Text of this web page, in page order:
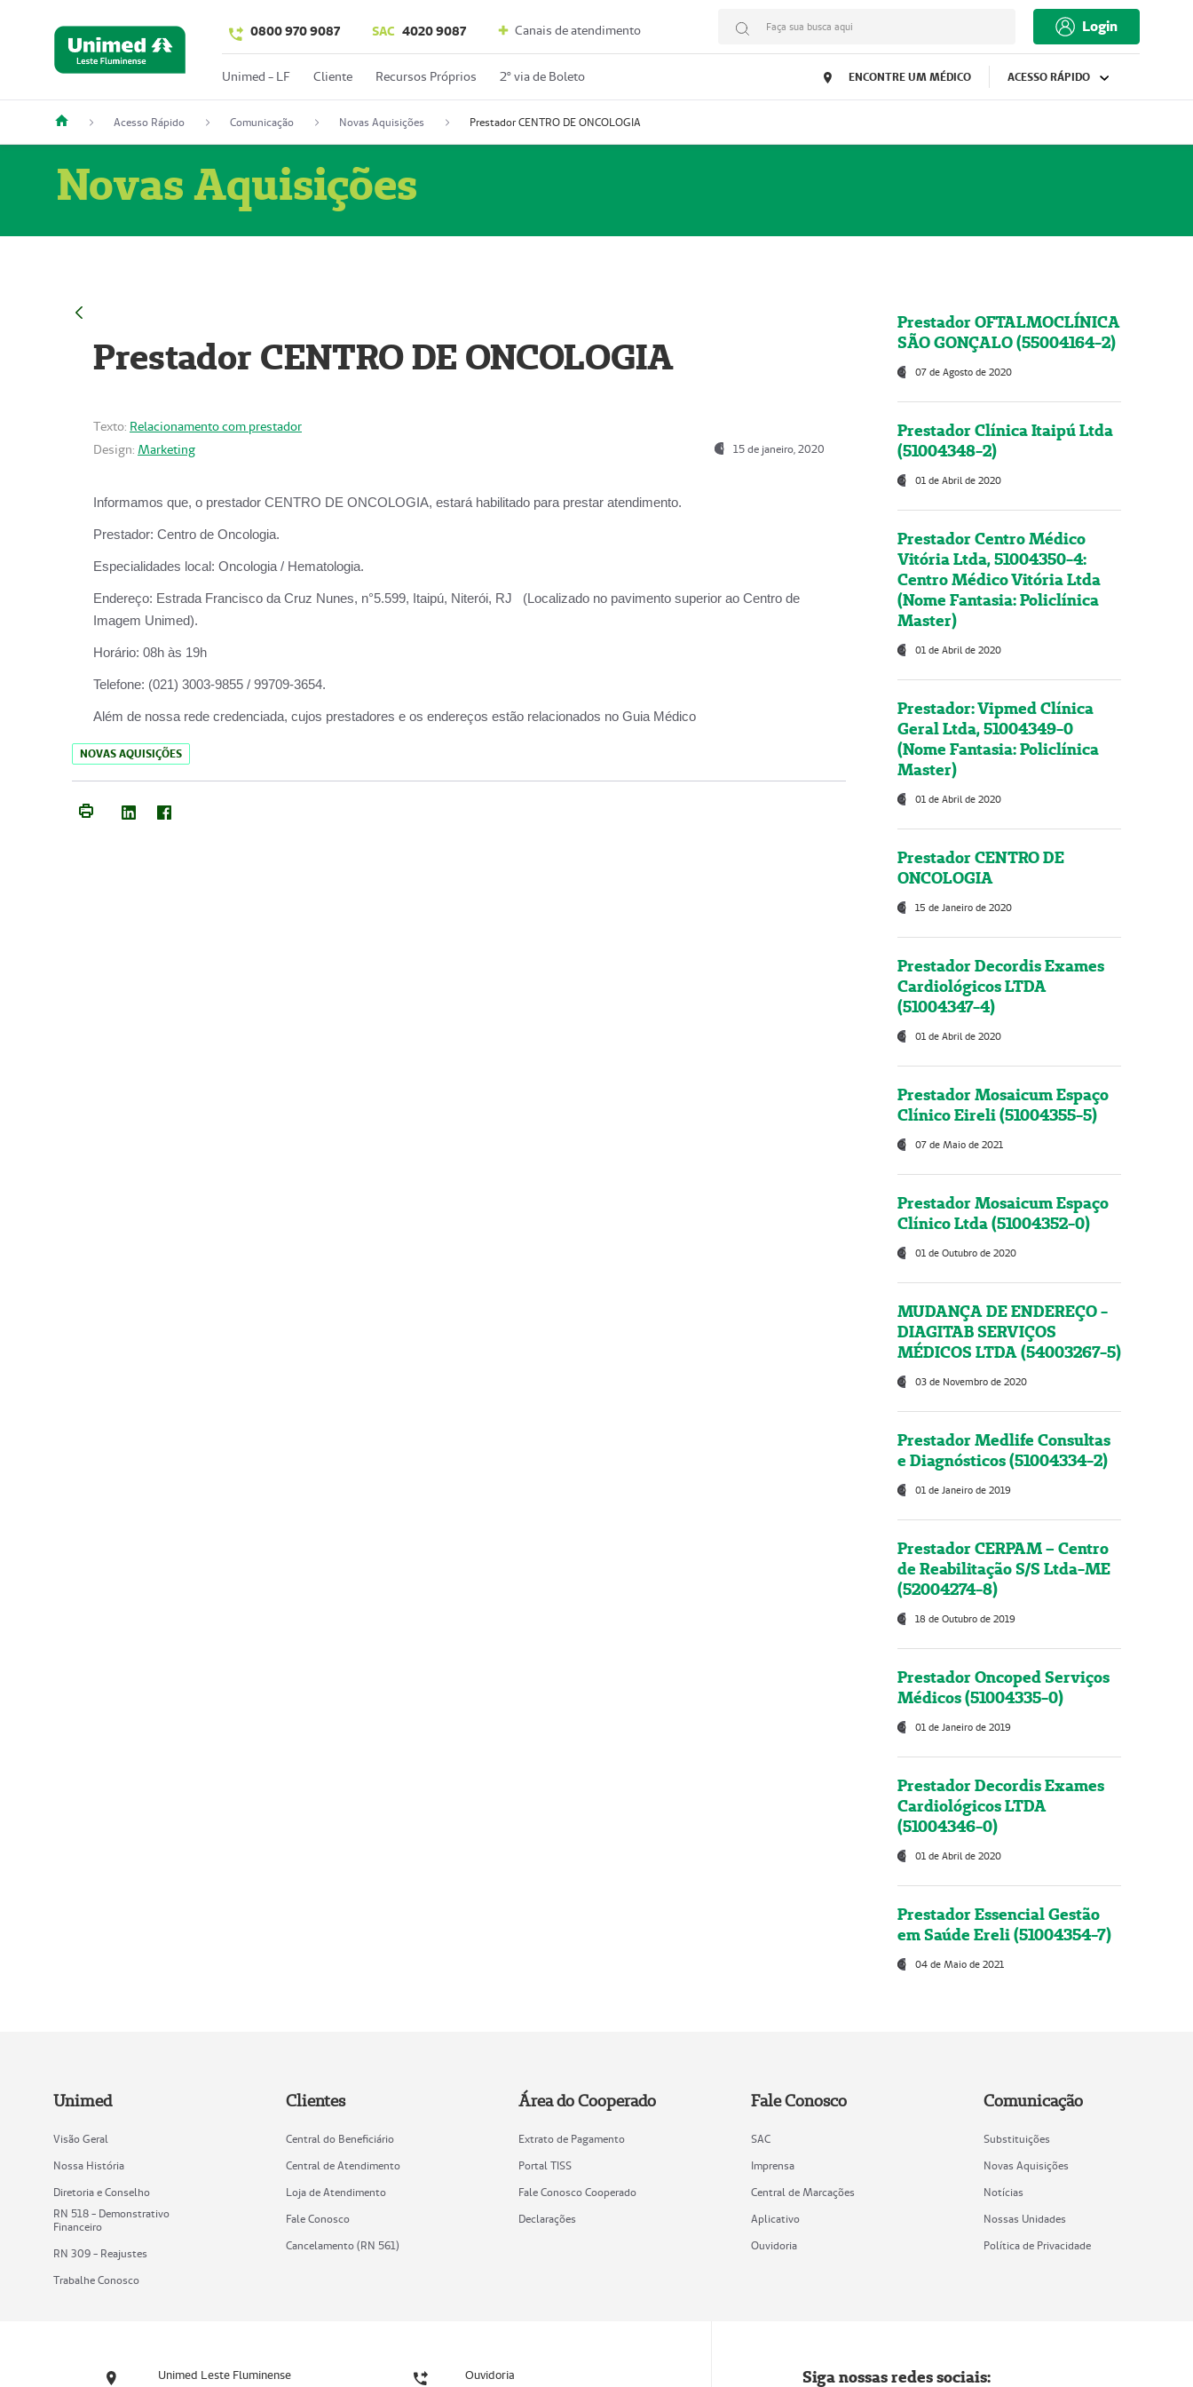
0800 970 9087 SAC 4020 9087 Canais de atendimento Faça sua busca aqui Login
Unimed - LF Cliente Recursos Próprios 2º via de Boleto ENCONTRE UM MÉDICO ACESSO RÁPIDO
Acesso Rápido Comunicação Novas Aquisições Prestador CENTRO DE ONCOLOGIA
Novas Aquisições
Prestador CENTRO DE ONCOLOGIA
Texto: Relacionamento com prestador
Design: Marketing 15 de janeiro, 2020
Informamos que, o prestador CENTRO DE ONCOLOGIA, estará habilitado para prestar atendimento.
Prestador: Centro de Oncologia.
Especialidades local: Oncologia / Hematologia.
Endereço: Estrada Francisco da Cruz Nunes, n°5.599, Itaipú, Niterói, RJ (Localizado no pavimento superior ao Centro de
Imagem Unimed).
Horário: 08h às 19h
Telefone: (021) 3003-9855 / 99709-3654.
Além de nossa rede credenciada, cujos prestadores e os endereços estão relacionados no Guia Médico
NOVAS AQUISIÇÕES
Prestador OFTALMOCLÍNICA
SÃO GONÇALO (55004164-2)
07 de Agosto de 2020
Prestador Clínica Itaipú Ltda
(51004348-2)
01 de Abril de 2020
Prestador Centro Médico
Vitória Ltda, 51004350-4:
Centro Médico Vitória Ltda
(Nome Fantasia: Policlínica
Master)
01 de Abril de 2020
Prestador: Vipmed Clínica
Geral Ltda, 51004349-0
(Nome Fantasia: Policlínica
Master)
01 de Abril de 2020
Prestador CENTRO DE
ONCOLOGIA
15 de Janeiro de 2020
Prestador Decordis Exames
Cardiológicos LTDA
(51004347-4)
01 de Abril de 2020
Prestador Mosaicum Espaço
Clínico Eireli (51004355-5)
07 de Maio de 2021
Prestador Mosaicum Espaço
Clínico Ltda (51004352-0)
01 de Outubro de 2020
MUDANÇA DE ENDEREÇO -
DIAGITAB SERVIÇOS
MÉDICOS LTDA (54003267-5)
03 de Novembro de 2020
Prestador Medlife Consultas
e Diagnósticos (51004334-2)
01 de Janeiro de 2019
Prestador CERPAM – Centro
de Reabilitação S/S Ltda-ME
(52004274-8)
18 de Outubro de 2019
Prestador Oncoped Serviços
Médicos (51004335-0)
01 de Janeiro de 2019
Prestador Decordis Exames
Cardiológicos LTDA
(51004346-0)
01 de Abril de 2020
Prestador Essencial Gestão
em Saúde Ereli (51004354-7)
04 de Maio de 2021
Unimed
Visão Geral
Nossa História
Diretoria e Conselho
RN 518 - Demonstrativo
Financeiro
RN 309 - Reajustes
Trabalhe Conosco
Clientes
Central do Beneficiário
Central de Atendimento
Loja de Atendimento
Fale Conosco
Cancelamento (RN 561)
Área do Cooperado
Extrato de Pagamento
Portal TISS
Fale Conosco Cooperado
Declarações
Fale Conosco
SAC
Imprensa
Central de Marcações
Aplicativo
Ouvidoria
Comunicação
Substituições
Novas Aquisições
Notícias
Nossas Unidades
Política de Privacidade
Unimed Leste Fluminense Ouvidoria Siga nossas redes sociais: